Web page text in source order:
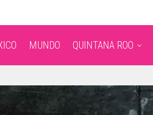
MUNDO QUINTANA ROO